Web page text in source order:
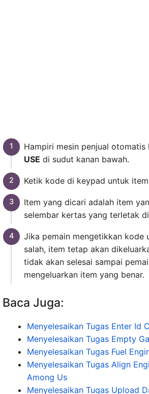
Hampiri mesin penjual
USE di sudut kanan bawah.
Ketik kode di keypad untuk
Item yang dicari adalah item
selembar kertas yang terletak
Jika pemain mengetikkan kode
salah, item tetap akan
tidak akan selesai sampai
mengeluarkan item yang benar.
Baca Juga:
Menyelesaikan Tugas Enter Id
Menyelesaikan Tugas Empty
Menyelesaikan Tugas Fuel
Menyelesaikan Tugas Align
Among Us
Menyelesaikan Tugas Upload